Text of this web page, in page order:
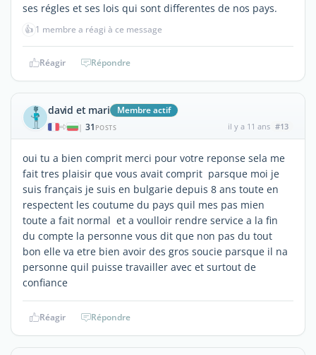
ses régles et ses lois qui sont differentes de nos pays.
👍 1 membre a réagi à ce message
Réagir Répondre
david et mari Membre actif
| 31 POSTS il y a 11 ans #13
oui tu a bien comprit merci pour votre reponse sela me
fait tres plaisir que vous avait comprit parsque moi je
suis français je suis en bulgarie depuis 8 ans toute en
respectent les coutume du pays quil mes pas mien
toute a fait normal et a voulloir rendre service a la fin
du compte la personne vous dit que non pas du tout
bon elle va etre bien avoir des gros soucie parsque il na
personne quil puisse travailler avec et surtout de
confiance
Réagir Répondre